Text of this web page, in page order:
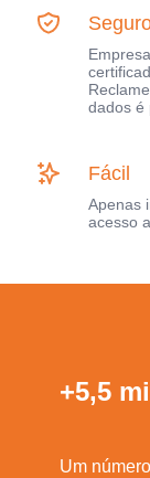
dados é
Fácil
Apenas
acesso
+5,5
Um